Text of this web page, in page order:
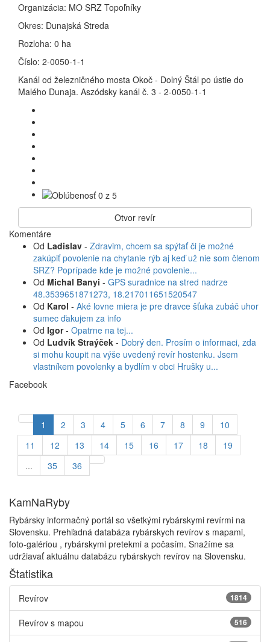
Organizácia: MO SRZ Topoľníky
Okres: Dunajská Streda
Rozloha: 0 ha
Číslo: 2-0050-1-1
Kanál od železničného mosta Okoč - Dolný Štál po ústie do
Malého Dunaja. Aszódsky kanál č. 3 - 2-0050-1-1
Otvor revír
Komentáre
Od Ladislav - Zdravim, chcem sa spýtať či je možné
zakúpiť povolenie na chytanie rýb aj keď už nie som členom
SRZ? Poprípade kde je možné povolenie...
Od Michal Banyi - GPS suradnice na stred nadrze
48.3539651871273, 18.217011651520547
Od Karol - Aké lovne miera je pre dravce šťuka zubáč uhor
sumec ďakujem za info
Od Igor- Opatrne na tej...
Od Ludvík Straýček - Dobrý den. Prosím o informaci, zda
si mohu koupit na výše uvedený revír hostenku. Jsem
vlastníkem povolenky a bydlím v obci Hrušky u...
Facebook
1 2 3 4 5 6 7 8 9
10
11
12 13 14 15 16 17 18
19
...
35 36
KamNaRyby
Rybársky informačný portál so všetkými rybárskymi revírmi na
Slovensku. Prehľadná databáza rybárskych revírov s mapami,
foto-galériou , rybárskymi pretekmi a počasím. Snažíme sa
udržiavať aktuálnu databázu rybárskych revírov na Slovensku.
Štatistika
1814
Revírov
516
Revírov s mapou